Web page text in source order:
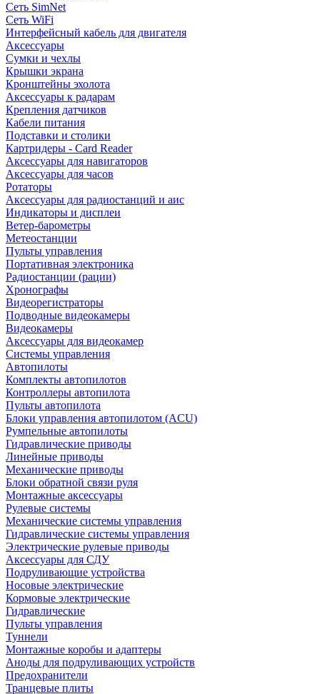
Сеть SimNet
Сеть WiFi
Интерфейсный кабель для двигателя
Аксессуары
Сумки и чехлы
Крышки экрана
Кронштейны эхолота
Аксессуары к радарам
Крепления датчиков
Кабели питания
Подставки и столики
Картридеры - Card Reader
Аксессуары для навигаторов
Аксессуары для часов
Ротаторы
Аксессуары для радиостанций и аис
Индикаторы и дисплеи
Ветер-барометры
Метеостанции
Пульты управления
Портативная электроника
Радиостанции (рации)
Хронографы
Видеорегистраторы
Подводные видеокамеры
Видеокамеры
Аксессуары для видеокамер
Системы управления
Автопилоты
Комплекты автопилотов
Контроллеры автопилота
Пульты автопилота
Блоки управления автопилотом (ACU)
Румпельные автопилоты
Гидравлические приводы
Линейные приводы
Механические приводы
Блоки обратной связи руля
Монтажные аксессуары
Рулевые системы
Механические системы управления
Гидравлические системы управления
Электрические рулевые приводы
Аксессуары для СДУ
Подруливающие устройства
Носовые электрические
Кормовые электрические
Гидравлические
Пульты управления
Туннели
Монтажные коробы и адаптеры
Аноды для подруливающих устройств
Предохранители
Транцевые плиты